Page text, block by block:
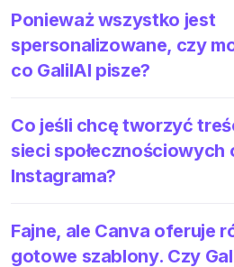
Ponieważ wszystko jest
spersonalizowane, czy
co GalilAI pisze?
Co jeśli chcę tworzyć
sieci społecznościowych
Instagrama?
Fajne, ale Canva oferuje
gotowe szablony. Czy